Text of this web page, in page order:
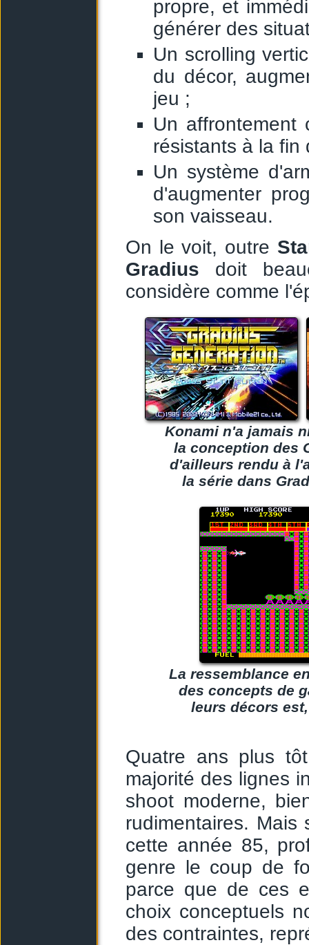
propre, et
générer des
Un scrolling
du décor,
jeu ;
Un affrontement
résistants à la fin
Un système
d'augmenter
son vaisseau.
On le voit, outre
Gradius doit
considère comme
Konami n'a jamais
la conception des
d'ailleurs rendu à
la série dans
La ressemblance
des concepts de
leurs décors
Quatre ans plus
majorité des lignes
shoot moderne,
rudimentaires.
cette année 85,
genre le coup de
parce que de ces
choix conceptuels
des contraintes,